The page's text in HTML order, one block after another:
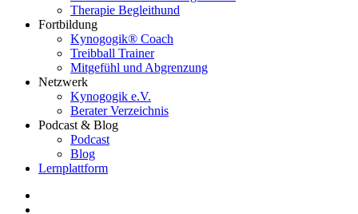
Therapie Begleithund
Fortbildung
Kynogogik® Coach
Treibball Trainer
Mitgefühl und Abgrenzung
Netzwerk
Kynogogik e.V.
Berater Verzeichnis
Podcast & Blog
Podcast
Blog
Lernplattform